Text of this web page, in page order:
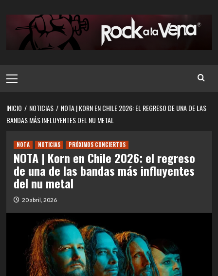
contenido
principal
INICIO NOTICIAS
NOTA | KORN EN CHILE 2026: EL REGRESO DE UNA DE LAS
BANDAS MÁS INFLUYENTES DEL NU METAL
NOTA NOTICIAS PRÓXIMOS CONCIERTOS
NOTA | Korn en Chile 2026: el regreso
de una de las bandas más influyentes
del nu metal
20 abril, 2026